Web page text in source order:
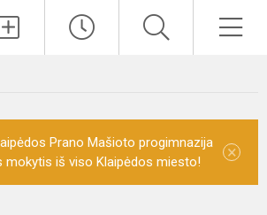
Prano Mašioto progimnazija
mokytis iš viso Klaipėdos miesto!
×